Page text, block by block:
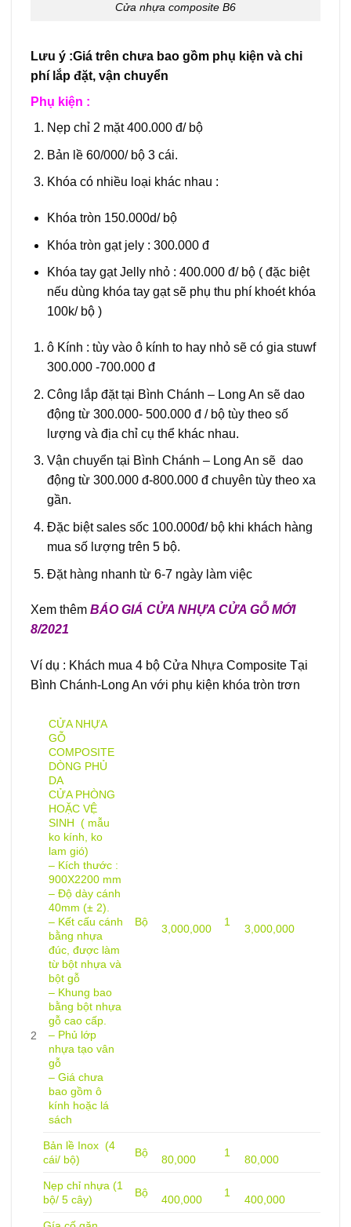
Cửa nhựa composite B6
Lưu ý :Giá trên chưa bao gồm phụ kiện và chi
phí lắp đặt, vận chuyển
Phụ kiện :
Nẹp chỉ 2 mặt 400.000 đ/ bộ
Bản lề 60/000/ bộ 3 cái.
Khóa có nhiều loại khác nhau :
Khóa tròn 150.000d/ bộ
Khóa tròn gạt jely : 300.000 đ
Khóa tay gạt Jelly nhỏ : 400.000 đ/ bộ ( đặc biệt
nếu dùng khóa tay gạt sẽ phụ thu phí khoét khóa
100k/ bộ )
ô Kính : tùy vào ô kính to hay nhỏ sẽ có gia stuwf
300.000 -700.000 đ
Công lắp đặt tại Bình Chánh – Long An sẽ dao
động từ 300.000- 500.000 đ / bộ tùy theo số
lượng và địa chỉ cụ thể khác nhau.
Vận chuyển tại Bình Chánh – Long An sẽ dao
động từ 300.000 đ-800.000 đ chuyên tùy theo xa
gần.
Đặc biệt sales sốc 100.000đ/ bộ khi khách hàng
mua số lượng trên 5 bộ.
Đặt hàng nhanh từ 6-7 ngày làm việc
Xem thêm BÁO GIÁ CỬA NHỰA CỬA GỖ MỚI
8/2021
Ví dụ : Khách mua 4 bộ Cửa Nhựa Composite Tại
Bình Chánh-Long An với phụ kiện khóa tròn trơn
2
CỬA NHỰA
GỖ
COMPOSITE
DÒNG PHỦ
DA
CỬA PHÒNG
HOẶC VỆ
SINH ( mẫu
ko kính, ko
lam gió)
– Kích thước :
900X2200 mm
– Độ dày cánh
40mm (± 2).
– Kết cấu cánh
bằng nhựa
đúc, được làm
từ bột nhựa và
bột gỗ
– Khung bao
bằng bột nhựa
gỗ cao cấp.
– Phủ lớp
nhựa tạo vân
gỗ
– Giá chưa
bao gồm ô
kính hoặc lá
sách
Bộ
3,000,000
1
3,000,000
Bản lề Inox (4
cái/ bộ)
Bộ
80,000
1
80,000
Nẹp chỉ nhựa (1
bộ/ 5 cây)
Bộ
400,000
1
400,000